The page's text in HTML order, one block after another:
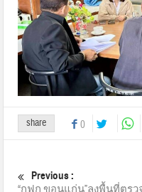
share 0
Previous :